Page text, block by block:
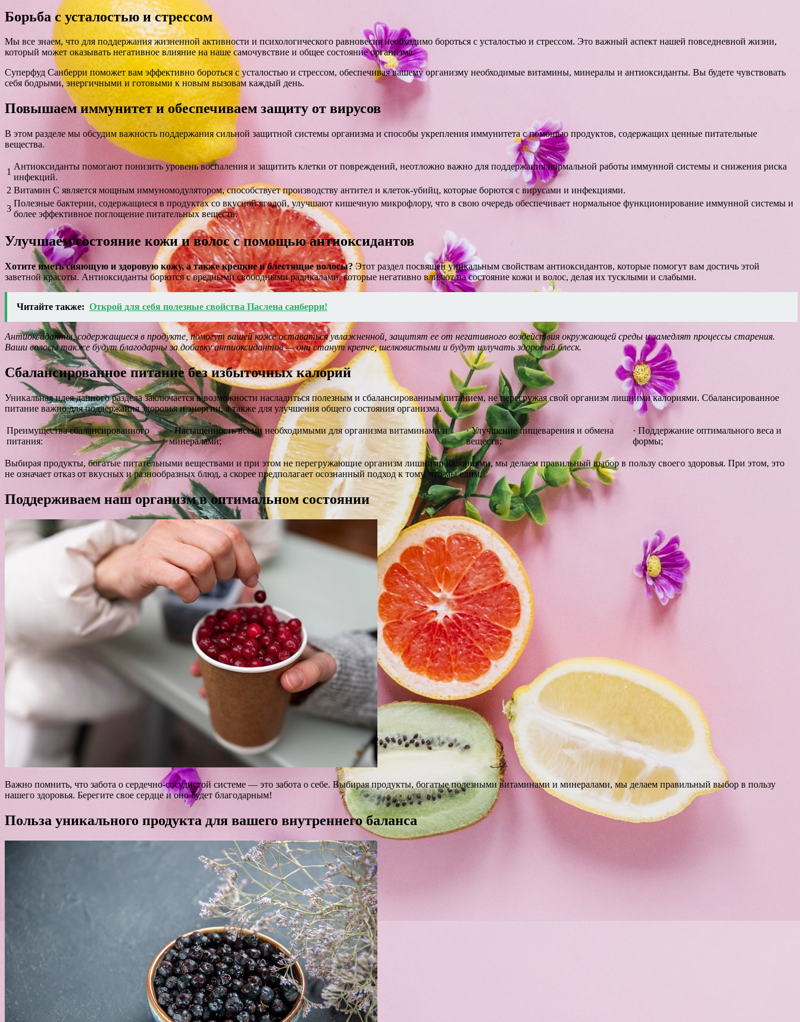
Борьба с усталостью и стрессом
Мы все знаем, что для поддержания жизненной активности и психологического равновесия необходимо бороться с усталостью и стрессом. Это важный аспект нашей повседневной жизни,
который может оказывать негативное влияние на наше самочувствие и общее состояние организма.
Суперфуд Санберри поможет вам эффективно бороться с усталостью и стрессом, обеспечивая вашему организму необходимые витамины, минералы и антиоксиданты. Вы будете чувствовать
себя бодрыми, энергичными и готовыми к новым вызовам каждый день.
Повышаем иммунитет и обеспечиваем защиту от вирусов
В этом разделе мы обсудим важность поддержания сильной защитной системы организма и способы укрепления иммунитета с помощью продуктов, содержащих ценные питательные
вещества.
1
Антиоксиданты помогают понизить уровень воспаления и защитить клетки от повреждений, неотложно важно для поддержания нормальной работы иммунной системы и снижения риска
инфекций.
2 Витамин С является мощным иммуномодулятором, способствует производству антител и клеток-убийц, которые борются с вирусами и инфекциями.
3
Полезные бактерии, содержащиеся в продуктах со вкусной ягодой, улучшают кишечную микрофлору, что в свою очередь обеспечивает нормальное функционирование иммунной системы и
более эффективное поглощение питательных веществ.
Улучшаем состояние кожи и волос с помощью антиоксидантов
Хотите иметь сияющую и здоровую кожу, а также крепкие и блестящие волосы?Этот раздел посвящен уникальным свойствам антиоксидантов, которые помогут вам достичь этой
заветной красоты. Антиоксиданты борются с вредными свободными радикалами, которые негативно влияют на состояние кожи и волос, делая их тусклыми и слабыми.
Читайте также: Открой для себя полезные свойства Паслена санберри!
Антиоксиданты, содержащиеся в продукте, помогут вашей коже оставаться увлажненной, защитят ее от негативного воздействия окружающей среды и замедлят процессы старения.
Ваши волосы также будут благодарны за добавку антиоксидантов — они станут крепче, шелковистыми и будут излучать здоровый блеск.
Сбалансированное питание без избыточных калорий
Уникальная идея данного раздела заключается в возможности насладиться полезным и сбалансированным питанием, не перегружая свой организм лишними калориями. Сбалансированное
питание важно для поддержания здоровья и энергии, а также для улучшения общего состояния организма.
Преимущества сбалансированного
питания:
· Насыщенность всеми необходимыми для организма витаминами и
минералами;
· Улучшение пищеварения и обмена
веществ;
· Поддержание оптимального веса и
формы;
Выбирая продукты, богатые питательными веществами и при этом не перегружающие организм лишними калориями, мы делаем правильный выбор в пользу своего здоровья. При этом, это
не означает отказ от вкусных и разнообразных блюд, а скорее предполагает осознанный подход к тому, что мы едим.
Поддерживаем наш организм в оптимальном состоянии
Важно помнить, что забота о сердечно-сосудистой системе — это забота о себе. Выбирая продукты, богатые полезными витаминами и минералами, мы делаем правильный выбор в пользу
нашего здоровья. Берегите свое сердце и оно будет благодарным!
Польза уникального продукта для вашего внутреннего баланса